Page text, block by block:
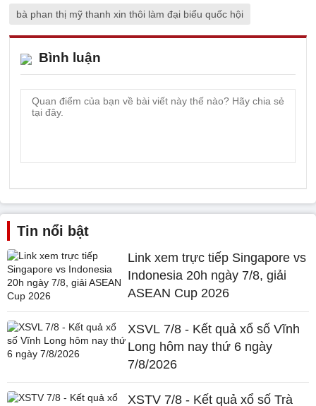
bà phan thị mỹ thanh xin thôi làm đại biểu quốc hội
Bình luận
Tin nổi bật
Link xem trực tiếp Singapore vs
Indonesia 20h ngày 7/8, giải
ASEAN Cup 2026
XSVL 7/8 - Kết quả xổ số Vĩnh
Long hôm nay thứ 6 ngày
7/8/2026
XSTV 7/8 - Kết quả xổ số Trà